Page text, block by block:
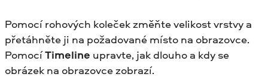
Pomocí rohových koleček změňte velikost vrstvy a
přetáhněte ji na požadované místo na obrazovce.
PomocíTimeline upravte, jak dlouho a kdy se
obrázek na obrazovce zobrazí.